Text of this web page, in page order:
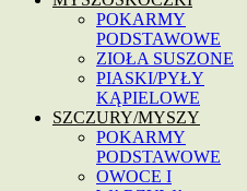
POKARMY
PODSTAWOWE
ZIOŁA SUSZONE
PIASKI/PYŁY
KĄPIELOWE
SZCZURY/MYSZY
POKARMY
PODSTAWOWE
OWOCE I